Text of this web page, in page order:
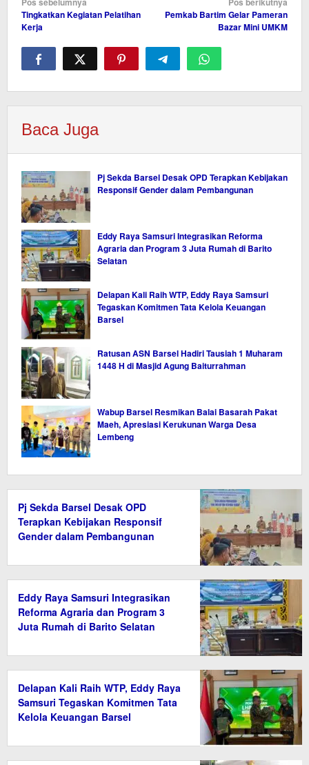
pos
Tingkatkan Kegiatan Pelatihan
Kerja
Pemkab Bartim Gelar Pameran
Bazar Mini UMKM
Baca Juga
Pj Sekda Barsel Desak OPD Terapkan Kebijakan
Responsif Gender dalam Pembangunan
Eddy Raya Samsuri Integrasikan Reforma
Agraria dan Program 3 Juta Rumah di Barito
Selatan
Delapan Kali Raih WTP, Eddy Raya Samsuri
Tegaskan Komitmen Tata Kelola Keuangan
Barsel
Ratusan ASN Barsel Hadiri Tausiah 1 Muharam
1448 H di Masjid Agung Baiturrahman
Wabup Barsel Resmikan Balai Basarah Pakat
Maeh, Apresiasi Kerukunan Warga Desa
Lembeng
Pj Sekda Barsel Desak OPD
Terapkan Kebijakan Responsif
Gender dalam Pembangunan
Eddy Raya Samsuri Integrasikan
Reforma Agraria dan Program 3
Juta Rumah di Barito Selatan
Delapan Kali Raih WTP, Eddy Raya
Samsuri Tegaskan Komitmen Tata
Kelola Keuangan Barsel